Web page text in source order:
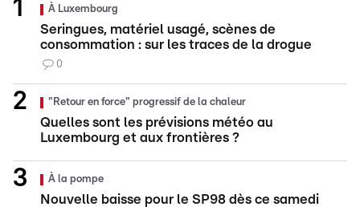
À Luxembourg
Seringues, matériel usagé, scènes de
consommation : sur les traces de la drogue
0
"Retour en force" progressif de la chaleur
Quelles sont les prévisions météo au
Luxembourg et aux frontières ?
À la pompe
Nouvelle baisse pour le SP98 dès ce samedi